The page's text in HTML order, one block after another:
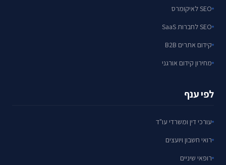
SEO לאיקומרס
SEO לחברות SaaS
קידום אתרים B2B
מחירון קידום אורגני
לפי ענף
עורכי דין ומשרדי עו"ד
רואי חשבון ויועצים
רופאי שיניים